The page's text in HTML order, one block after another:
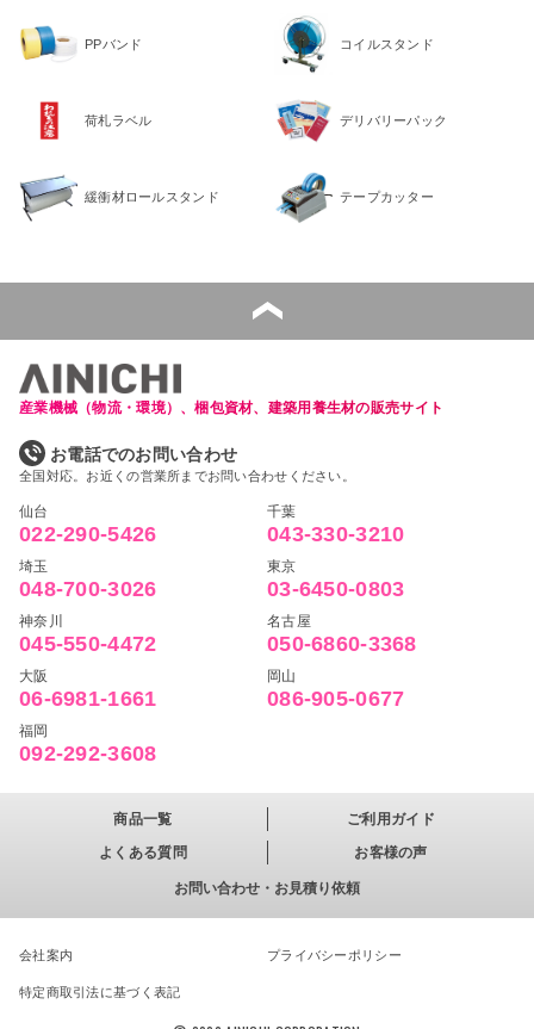
PPバンド コイルスタンド
荷札ラベル デリバリーパック
緩衝材ロールスタンド テープカッター
産業機械（物流・環境）、梱包資材、建築用養生材の販売サイト
お電話でのお問い合わせ
全国対応。お近くの営業所までお問い合わせください。
仙台
022-290-5426
千葉
043-330-3210
埼玉
048-700-3026
東京
03-6450-0803
神奈川
045-550-4472
名古屋
050-6860-3368
大阪
06-6981-1661
岡山
086-905-0677
福岡
092-292-3608
商品一覧
ご利用ガイド
よくある質問
お客様の声
お問い合わせ・お見積り依頼
会社案内 プライバシーポリシー
特定商取引法に基づく表記